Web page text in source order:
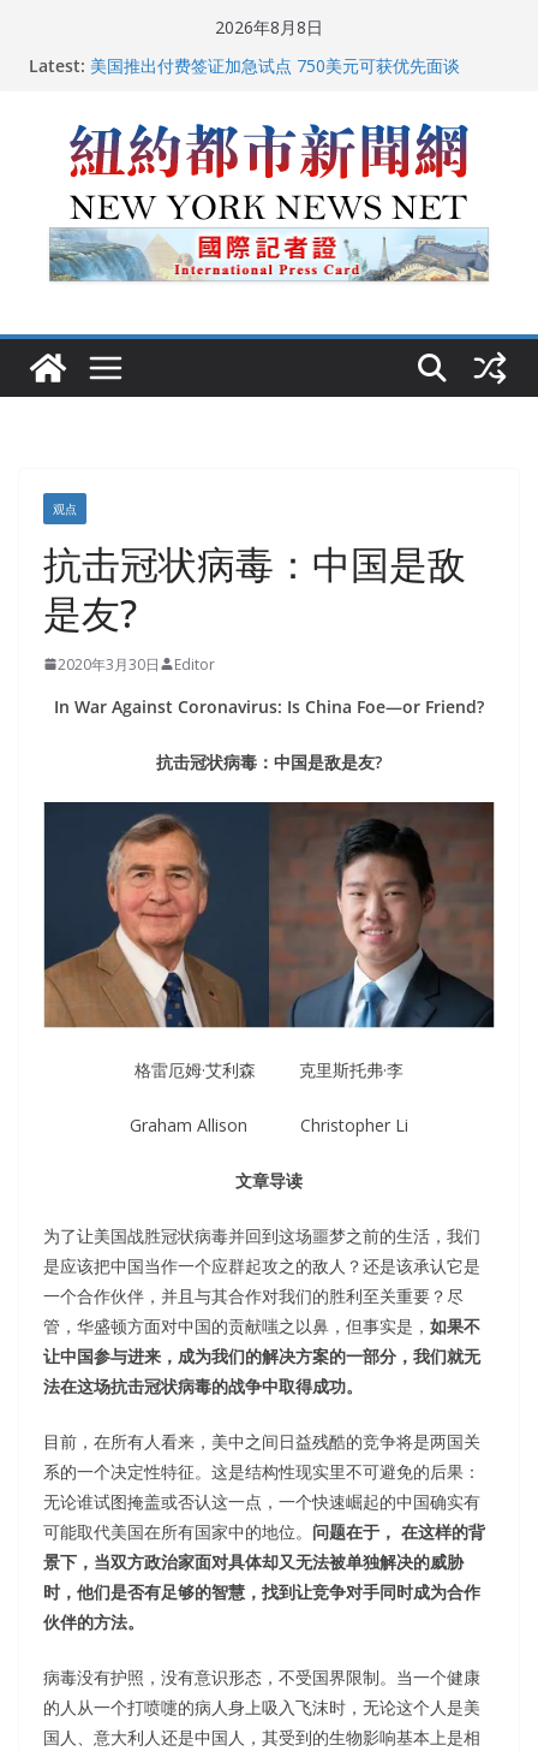
2026年8月8日
Latest:
中国驻美国大使谢锋邀请美国老教师罗纳德·萨科尔斯基
再次访华
美国最高法院维持“出生公民权” : 出生在美国就是美国
人！
FBI联合纽约警方突袭多名警界高层住所 涉纽约警察局腐
败刑事调查
观点
抗击冠状病毒：中国是敌
是友?
2020年3月30日 Editor
In War Against Coronavirus: Is China Foe—or Friend?
抗击冠状病毒：中国是敌是友?
格雷厄姆·艾利森 克里斯托弗·李
Graham Allison Christopher Li
文章导读
为了让美国战胜冠状病毒并回到这场噩梦之前的生活，我们
是应该把中国当作一个应群起攻之的敌人？还是该承认它是
一个合作伙伴，并且与其合作对我们的胜利至关重要？尽
管，华盛顿方面对中国的贡献嗤之以鼻，但事实是， 如果不
让中国参与进来，成为我们的解决方案的一部分， 我们就无
法在这场抗击冠状病毒的战争中取得成功。
目前，在所有人看来，美中之间日益残酷的竞争将是两国关
系的一个决定性特征。这是结构性现实里不可避免的后果：
无论谁试图掩盖或否认这一点，一个快速崛起的中国确实有
可能取代美国在所有国家中的地位。 问题在于， 在这样的背
景下，当双方政治家面对具体却又无法被单独解决的威胁
时，他们是否有足够的智慧，找到让竞争对手同时成为合作
伙伴的方法。
病毒没有护照，没有意识形态，不受国界限制。当一个健康
的人从一个打喷嚏的病人身上吸入飞沫时，无论这个人是美
国人、意大利人还是中国人，其受到的生物影响基本上是相